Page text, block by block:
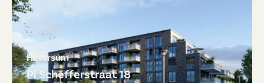
Hilversum
Pi Schefferstraat 18